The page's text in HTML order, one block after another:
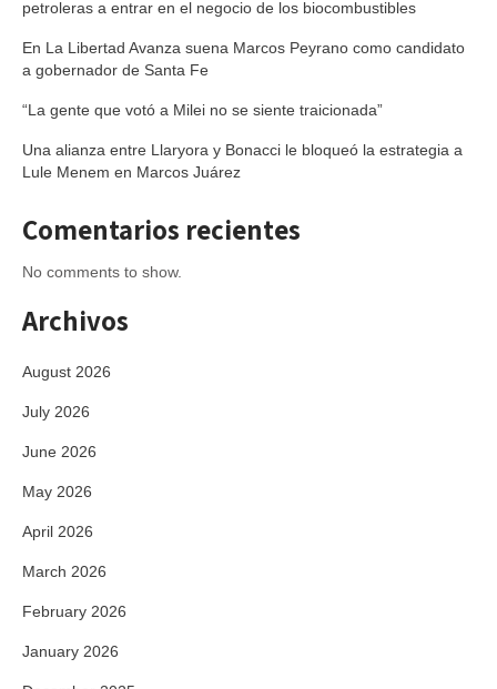
petroleras a entrar en el negocio de los biocombustibles
En La Libertad Avanza suena Marcos Peyrano como candidato
a gobernador de Santa Fe
“La gente que votó a Milei no se siente traicionada”
Una alianza entre Llaryora y Bonacci le bloqueó la estrategia a
Lule Menem en Marcos Juárez
Comentarios recientes
No comments to show.
Archivos
August 2026
July 2026
June 2026
May 2026
April 2026
March 2026
February 2026
January 2026